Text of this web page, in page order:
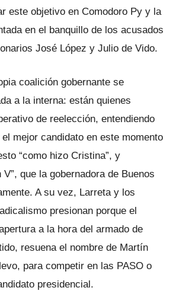
este objetivo en Comodoro Py y la
en el banquillo de los acusados
José López y Julio de Vido.
coalición gobernante se
a la interna: están quienes
de reelección, entendiendo
mejor candidato en este momento
“como hizo Cristina”, y
V”, que la gobernadora de Buenos
A su vez, Larreta y los
presionan porque el
a la hora del armado de
resuena el nombre de Martín
para competir en las PASO o
presidencial.